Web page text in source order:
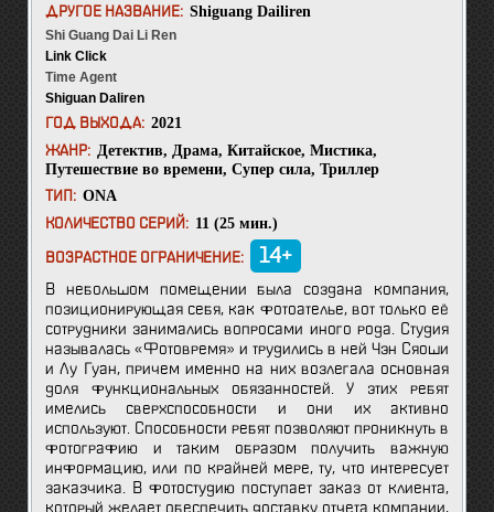
ДРУГОЕ НАЗВАНИЕ: Shiguang Dailiren
Shi Guang Dai Li Ren
Link Click
Time Agent
Shiguan Daliren
ГОД ВЫХОДА: 2021
ЖАНР: Детектив, Драма, Китайское, Мистика,
Путешествие во времени, Супер сила, Триллер
ТИП: ONA
КОЛИЧЕСТВО СЕРИЙ: 11 (25 мин.)
ВОЗРАСТНОЕ ОГРАНИЧЕНИЕ: 14+
В небольшом помещении была создана компания,
позиционирующая себя, как фотоателье, вот только её
сотрудники занимались вопросами иного рода. Студия
называлась «Фотовремя» и трудились в ней Чэн Сяоши
и Лу Гуан, причем именно на них возлегала основная
доля функциональных обязанностей. У этих ребят
имелись сверхспособности и они их активно
используют. Способности ребят позволяют проникнуть в
фотографию и таким образом получить важную
информацию, или по крайней мере, ту, что интересует
заказчика. В фотостудию поступает заказ от клиента,
который желает обеспечить доставку отчета компании,